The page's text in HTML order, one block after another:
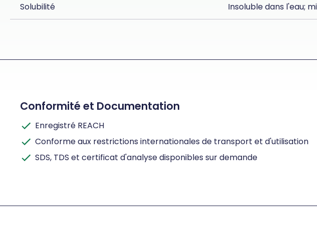
Solubilité Insoluble dans l'eau;
Conformité et Documentation
Enregistré REACH
Conforme aux restrictions internationales de transport et d'utilisation
SDS, TDS et certificat d'analyse disponibles sur demande